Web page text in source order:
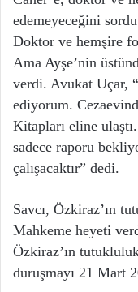
edemeyeceğini
Doktor ve hemşire
Ama Ayşe’nin
verdi. Avukat Uçar,
ediyorum.
Kitapları eline
sadece raporu
çalışacaktır” dedi.
Savcı, Özkiraz’ın
Mahkeme heyeti
Özkiraz’ın
duruşmayı 21 Mart